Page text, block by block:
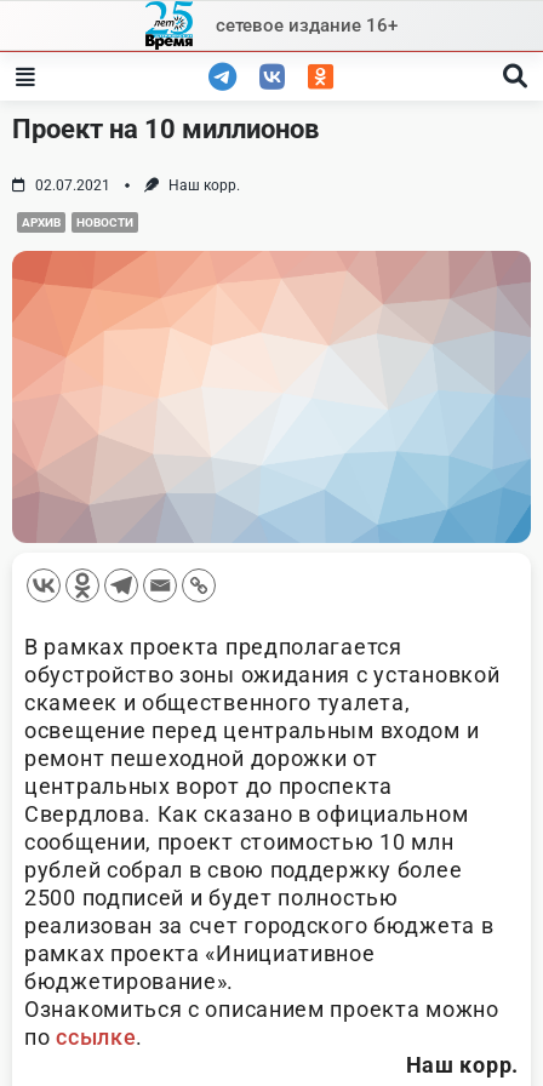
content
сетевое издание 16+
Проект на 10 миллионов
02.07.2021 Наш корр.
АРХИВ НОВОСТИ
В рамках проекта предполагается
обустройство зоны ожидания с установкой
скамеек и общественного туалета,
освещение перед центральным входом и
ремонт пешеходной дорожки от
центральных ворот до проспекта
Свердлова. Как сказано в официальном
сообщении, проект стоимостью 10 млн
рублей собрал в свою поддержку более
2500 подписей и будет полностью
реализован за счет городского бюджета в
рамках проекта «Инициативное
бюджетирование».
Ознакомиться с описанием проекта можно
поссылке.
Наш корр.